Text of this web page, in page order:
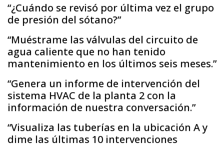
“¿Cuándo se revisó por última vez el grupo
de presión del sótano?”
“Muéstrame las válvulas del circuito de
agua caliente que no han tenido
mantenimiento en los últimos seis meses.”
“Genera un informe de intervención del
sistema HVAC de la planta 2 con la
información de nuestra conversación.”
“Visualiza las tuberías en la ubicación A y
dime las últimas 10 intervenciones